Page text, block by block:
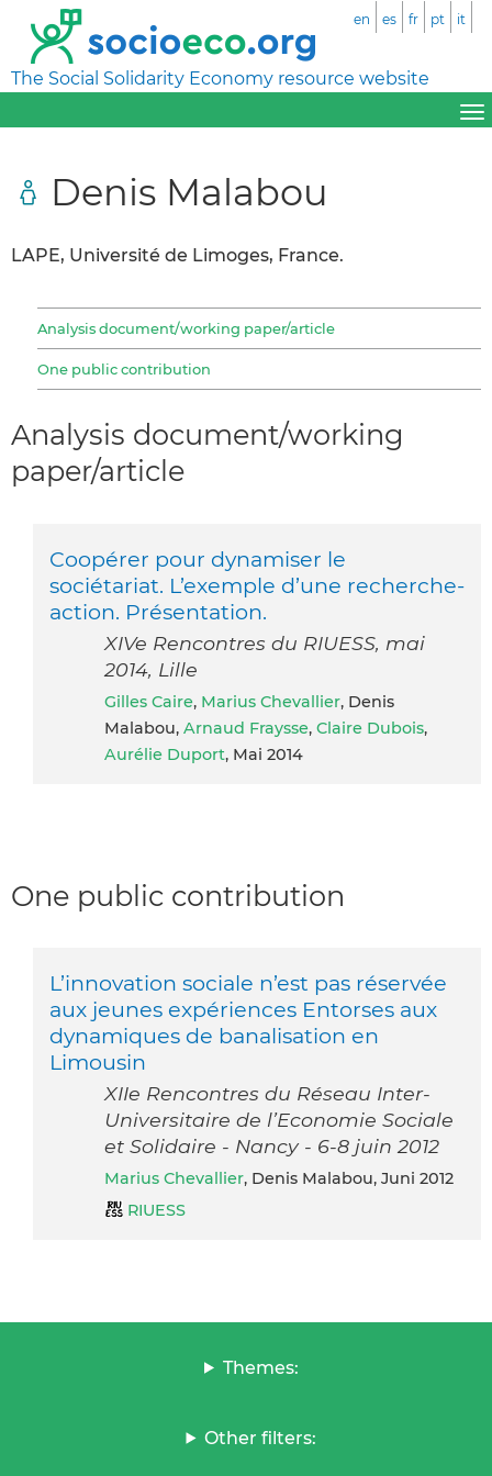
The Social Solidarity Economy resource website
en es fr pt it
Denis Malabou
LAPE, Université de Limoges, France.
Analysis document/working paper/article
One public contribution
Analysis document/working
paper/article
Coopérer pour dynamiser le
sociétariat. L’exemple d’une recherche-
action. Présentation.
XIVe Rencontres du RIUESS, mai
2014, Lille
Gilles Caire, Marius Chevallier, Denis
Malabou, Arnaud Fraysse, Claire Dubois,
Aurélie Duport, Mai 2014
One public contribution
L’innovation sociale n’est pas réservée
aux jeunes expériences Entorses aux
dynamiques de banalisation en
Limousin
XIIe Rencontres du Réseau Inter-
Universitaire de l’Economie Sociale
et Solidaire - Nancy - 6-8 juin 2012
Marius Chevallier, Denis Malabou, Juni 2012
RIUESS
Themes:
Other filters: